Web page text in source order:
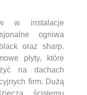
w instalacje
ogniwa
oraz sharp.
płyty, które
na dachach
firm. Dużą